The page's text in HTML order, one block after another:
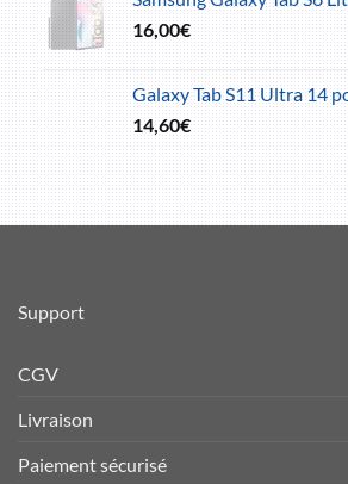
16,00€
Galaxy Tab S11 Ultra 14
14,60€
Support
CGV
Livraison
Paiement sécurisé